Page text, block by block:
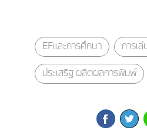
EFและการศึกษา การเล่
ประเสริฐ ผลิตผลการพิมพ์